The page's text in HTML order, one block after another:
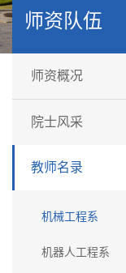
师资队伍
师资概况
院士风采
教师名录
机械工程系
机器人工程系